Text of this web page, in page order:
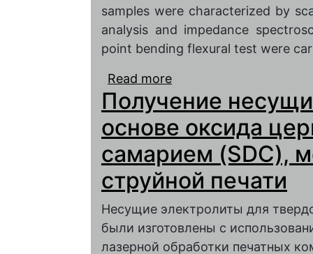
samples were characterized by
analysis and impedance
point bending flexural test were
Read more
cerium oxide by hybrid
Получение
основе оксида
самарием (SDC),
струйной печати
Несущие электролиты для
были изготовлены с
лазерной обработки печатных